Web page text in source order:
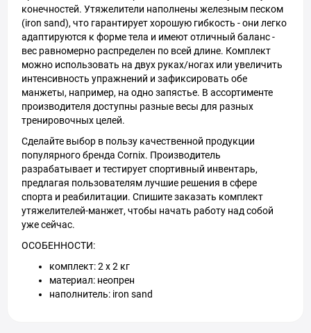
конечностей. Утяжелители наполнены железным песком
(iron sand), что гарантирует хорошую гибкость - они легко
адаптируются к форме тела и имеют отличный баланс -
вес равномерно распределен по всей длине. Комплект
можно использовать на двух руках/ногах или увеличить
интенсивность упражнений и зафиксировать обе
манжеты, например, на одно запястье. В ассортименте
производителя доступны разные весы для разных
тренировочных целей.
Сделайте выбор в пользу качественной продукции
популярного бренда Cornix. Производитель
разрабатывает и тестирует спортивный инвентарь,
предлагая пользователям лучшие решения в сфере
спорта и реабилитации. Спишите заказать комплект
утяжелителей-манжет, чтобы начать работу над собой
уже сейчас.
ОСОБЕННОСТИ:
комплект: 2 х 2 кг
материал: неопрен
наполнитель: iron sand